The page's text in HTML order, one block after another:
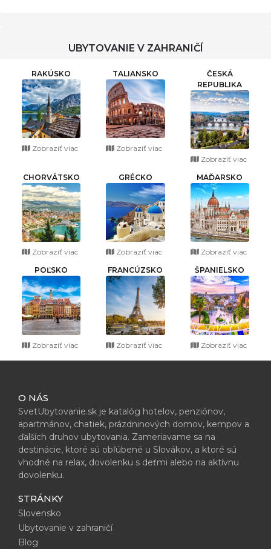
UBYTOVANIE V ZAHRANIČÍ
RAKÚSKO
Zobraziť viac
TALIANSKO
Zobraziť viac
ČESKÁ
REPUBLIKA
Zobraziť viac
CHORVÁTSKO
Zobraziť viac
GRÉCKO
Zobraziť viac
MAĎARSKO
Zobraziť viac
POĽSKO
Zobraziť viac
FRANCÚZSKO
Zobraziť viac
ŠPANIELSKO
Zobraziť viac
O NÁS
SvetUbytovanie.sk je katalóg hotelov, penziónov,
apartmánov, chatiek, prázdninových domov, kempov a
ďalších druhov ubytovania. Zameriavame sa na
destinácie, ktoré sú obľúbené u Slovákov, a ktoré sú
vhodné na relax, dovolenku s deťmi alebo na aktívnu
dovolenku.
STRÁNKY
Slovensko
Ubytovanie v zahraničí
Blog